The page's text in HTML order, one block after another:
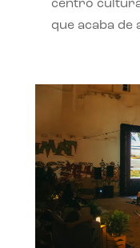
centro
que acaba